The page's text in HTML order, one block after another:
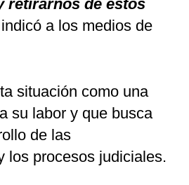
retirarnos de estos
a los medios de
situación como una
a su labor y que busca
de las
los procesos judiciales.